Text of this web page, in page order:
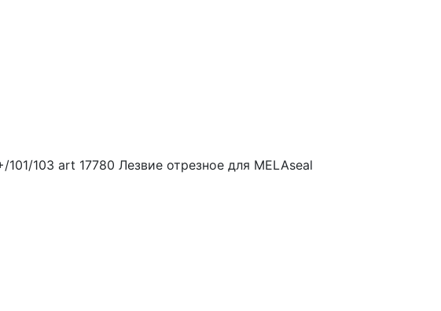
101/103 art 17780 Лезвие отрезное для MELAseal